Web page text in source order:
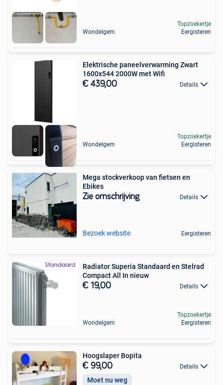
Wondelgem
Topzoekertje
Eergisteren
Elektrische paneelverwarming Zwart
1600x544 2000W met Wifi
€ 439,00 Details
Wondelgem
Topzoekertje
Eergisteren
Mega stockverkoop van fietsen en
Ebikes
Zie omschrijving Details
Bezoek website Eergisteren
Radiator Superia Standaard en Stelrad
Compact All In nieuw
€ 19,00 Details
Wondelgem
Topzoekertje
Eergisteren
Hoogslaper Bopita
€ 99,00 Details
Moet nu weg